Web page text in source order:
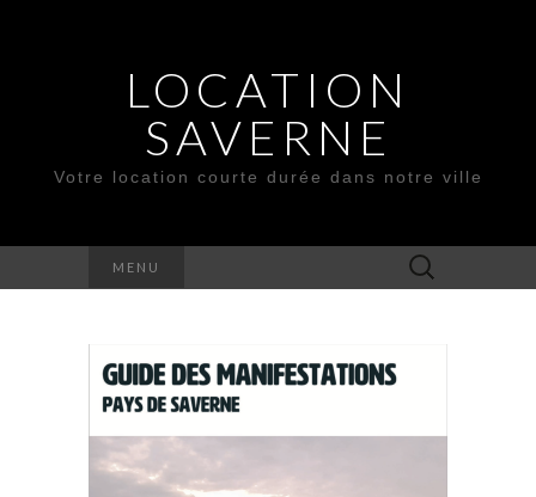
LOCATION
SAVERNE
Votre location courte durée dans notre ville
MENU Rechercher :